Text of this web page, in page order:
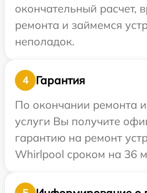
окончательный расчет,
ремонта и займемся
неполадок.
4
Гарантия
По окончании ремонта
услуги Вы получите
гарантию на ремонт
Whirlpool сроком на 36